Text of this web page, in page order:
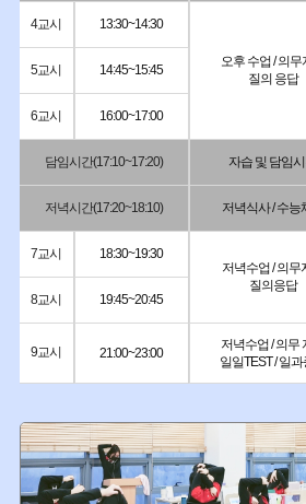
4교시 13:30~14:30
오후 수업 / 의무
질의 응답
5교시 14:45~15:45
6교시 16:00~17:00
담임시간(17:10~17:20) 자습 및 담임
저녁시간(17:20~18:10) 저녁식사 / 수능
7교시
18:30~19:30
저녁수업 / 의무
질의응답
8교시 19:45~20:45
9교시 21:00~23:00
저녁수업 / 의무
일일TEST / 일